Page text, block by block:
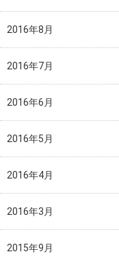
2016年8月
2016年7月
2016年6月
2016年5月
2016年4月
2016年3月
2015年9月